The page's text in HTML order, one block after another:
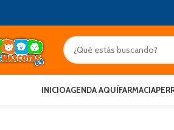
INICIOAGENDA AQUÍFARMACIA